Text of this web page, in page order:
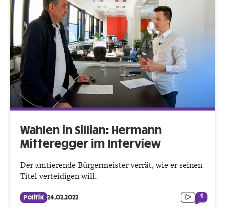
Wahlen in Sillian: Hermann
Mitteregger im Interview
Der amtierende Bürgermeister verrät, wie er seinen
Titel verteidigen will.
Politik 24.02.2022 1